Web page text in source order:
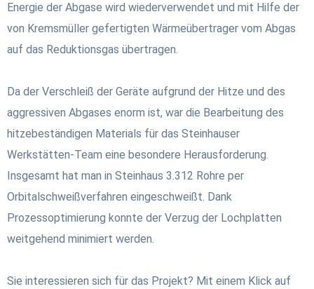
Energie der Abgase wird wiederverwendet und mit Hilfe der
von Kremsmüller gefertigten Wärmeübertrager vom Abgas
auf das Reduktionsgas übertragen.
Da der Verschleiß der Geräte aufgrund der Hitze und des
aggressiven Abgases enorm ist, war die Bearbeitung des
hitzebeständigen Materials für das Steinhauser
Werkstätten-Team eine besondere Herausforderung.
Insgesamt hat man in Steinhaus 3.312 Rohre per
Orbitalschweißverfahren eingeschweißt. Dank
Prozessoptimierung konnte der Verzug der Lochplatten
weitgehend minimiert werden.
Sie interessieren sich für das Projekt? Mit einem Klick auf